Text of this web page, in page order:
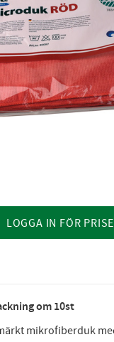
LOGGA IN FÖR
om 10st
mikrofiberduk